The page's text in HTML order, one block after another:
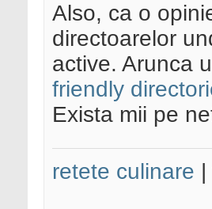
Also, ca o
directoarelor
active. Arunca
friendly
Exista mii pe
retete culinare